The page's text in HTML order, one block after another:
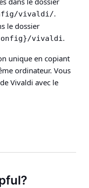
vivaldi/.
le dossier
.config}/vivaldi.
unique en copiant
ordinateur. Vous
Vivaldi avec le